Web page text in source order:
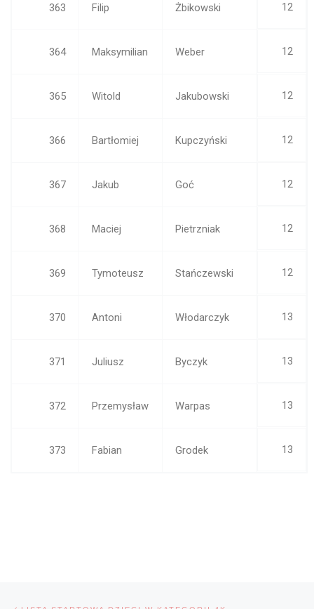
363 Filip Żbikowski 12
364 Maksymilian Weber 12
365 Witold Jakubowski 12
366 Bartłomiej Kupczyński 12
367 Jakub Goć 12
368 Maciej Pietrzniak 12
369 Tymoteusz Stańczewski 12
370 Antoni Włodarczyk 13
371 Juliusz Byczyk 13
372 Przemysław Warpas 13
373 Fabian Grodek 13
Nawigacja wpisu